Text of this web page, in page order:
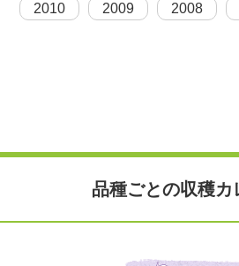
2010 2009 2008
品種ごとの収穫カ